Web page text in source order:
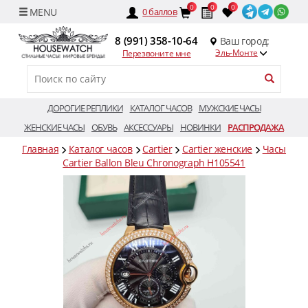
0баллов 0 0 0
8 (991) 358-10-64
Перезвоните мне
Ваш город:
Эль-Монте
ДОРОГИЕ РЕПЛИКИ КАТАЛОГ ЧАСОВ
МУЖСКИЕ ЧАСЫ
ЖЕНСКИЕ ЧАСЫ ОБУВЬ АКСЕССУАРЫ НОВИНКИ РАСПРОДАЖА
Главная Каталог часов Cartier Cartier женские
Часы
Cartier Ballon Bleu Chronograph H105541